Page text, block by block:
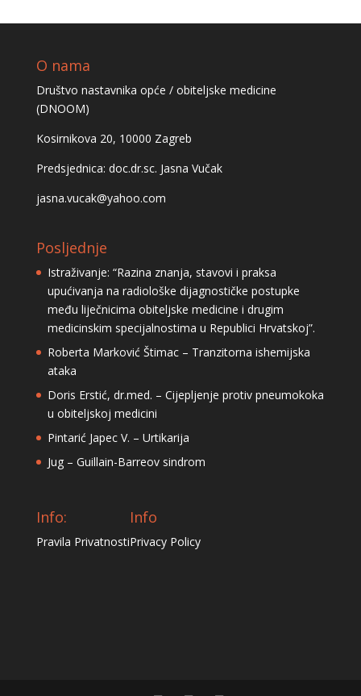
O nama
Društvo nastavnika opće / obiteljske medicine
(DNOOM)
Kosirnikova 20, 10000 Zagreb
Predsjednica: doc.dr.sc. Jasna Vučak
jasna.vucak@yahoo.com
Posljednje
Istraživanje: “Razina znanja, stavovi i praksa
upućivanja na radiološke dijagnostičke postupke
među liječnicima obiteljske medicine i drugim
medicinskim specijalnostima u Republici Hrvatskoj”.
Roberta Marković Štimac – Tranzitorna ishemijska
ataka
Doris Erstić, dr.med. – Cijepljenje protiv pneumokoka
u obiteljskoj medicini
Pintarić Japec V. – Urtikarija
Jug – Guillain-Barreov sindrom
Info:
Pravila Privatnosti
Info
Privacy Policy